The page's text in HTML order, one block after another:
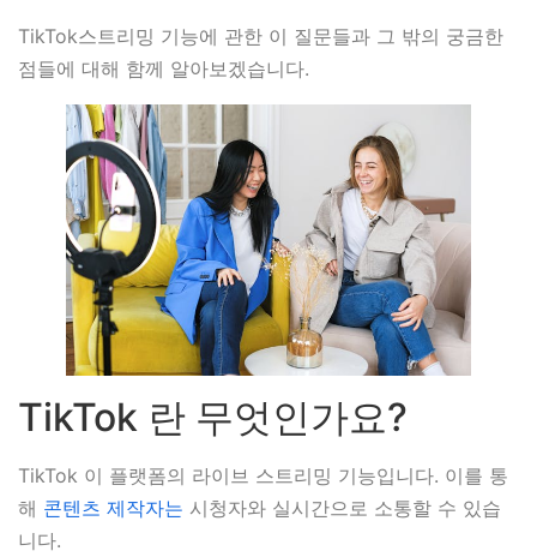
TikTok스트리밍 기능에 관한 이 질문들과 그 밖의 궁금한
점들에 대해 함께 알아보겠습니다.
TikTok 란 무엇인가요?
TikTok 이 플랫폼의 라이브 스트리밍 기능입니다. 이를 통
해 콘텐츠 제작자는 시청자와 실시간으로 소통할 수 있습
니다.